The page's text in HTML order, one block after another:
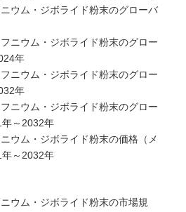
ウム・ジボライド粉末のグローバ
ウム・ジボライド粉末のグロー
年
ウム・ジボライド粉末のグロー
年
ウム・ジボライド粉末のグロー
～2032年
ウム・ジボライド粉末の価格（メ
～2032年
ウム・ジボライド粉末の市場規